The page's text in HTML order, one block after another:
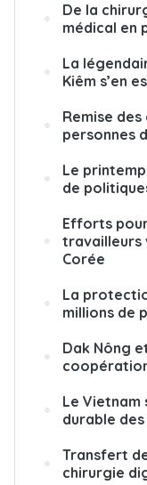
De la
médical en
La
Kiêm s’en
Remise
personnes
Le
de
Efforts
travailleurs
Corée
La
millions de
Dak Nông
Le Vietnam
durable
Transfert
chirurgie